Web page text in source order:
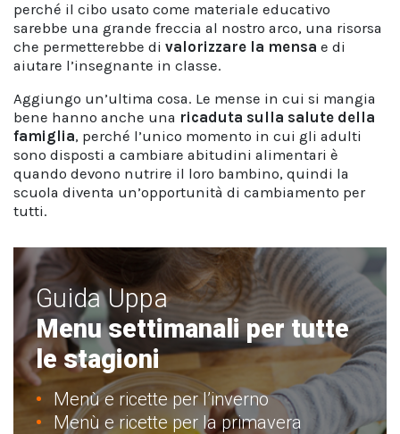
perché il cibo usato come materiale educativo
sarebbe una grande freccia al nostro arco, una risorsa
che permetterebbe di valorizzare la mensa e di
aiutare l’insegnante in classe.
Aggiungo un’ultima cosa. Le mense in cui si mangia
bene hanno anche una ricaduta sulla salute della
famiglia, perché l’unico momento in cui gli adulti
sono disposti a cambiare abitudini alimentari è
quando devono nutrire il loro bambino, quindi la
scuola diventa un’opportunità di cambiamento per
tutti.
Guida Uppa
Menu settimanali per tutte
le stagioni
Menù e ricette per l’inverno
Menù e ricette per la primavera